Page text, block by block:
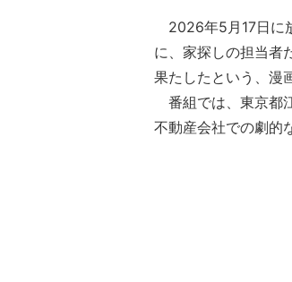
2026年5月17日に
に、家探しの担当者
果たしたという、漫
番組では、東京都
不動産会社での劇的